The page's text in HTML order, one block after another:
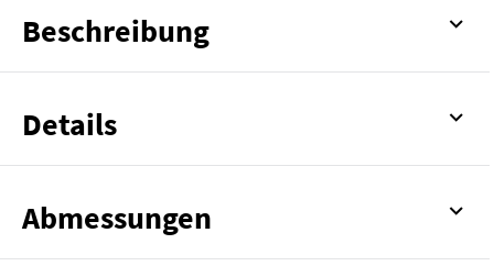
Beschreibung
Details
Abmessungen